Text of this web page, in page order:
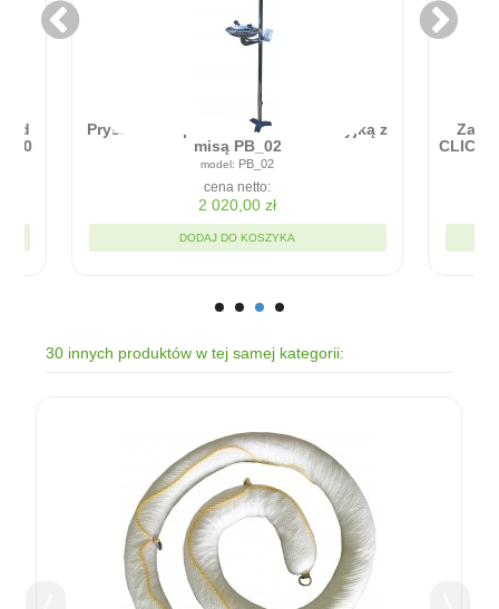
przeciwpowodziowa - RAPID
- Błyskawiczna bariera w montażu
DODAJ DO KOSZYKA
30 innych produktów w tej samej kategorii: